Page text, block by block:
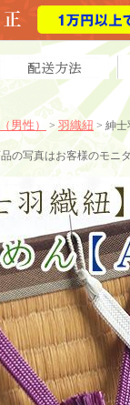
男性） > 羽織紐 > 紳
の写真はお客様のモニ